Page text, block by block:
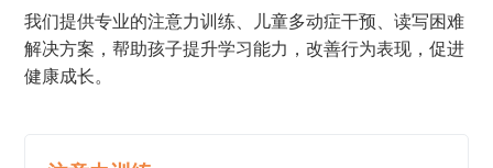
我们提供专业的注意力训练、儿童多动症干预、读写困难
解决方案，帮助孩子提升学习能力，改善行为表现，促进
健康成长。